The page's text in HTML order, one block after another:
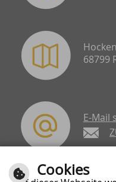
68799
E-Mail
Cookies